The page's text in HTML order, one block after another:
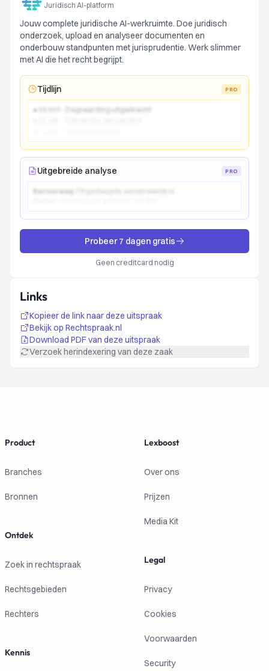
Juridisch AI-platform
Jouw complete juridische AI-werkruimte. Doe juridisch
onderzoek, upload en analyseer documenten en
onderbouw standpunten met jurisprudentie. Werk slimmer
met AI die het recht begrijpt.
Tijdlijn PRO
● 15 mrt - Dagvaarding uitgebracht
Uitgebreide analyse PRO
Kernvraag:
Probeer 7 dagen gratis
Geen creditcard nodig
Links
Kopieer de link naar deze uitspraak
Bekijk op Rechtspraak.nl
Download PDF van deze uitspraak
Verzoek herindexering van deze zaak
Product
Branches
Bronnen
Ontdek
Zoek in rechtspraak
Rechtsgebieden
Rechters
Kennis
Lexboost
Over ons
Prijzen
Media Kit
Legal
Privacy
Cookies
Voorwaarden
Security